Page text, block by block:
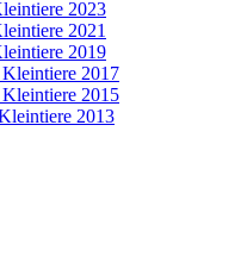
2023
2021
2019
2017
2015
2013